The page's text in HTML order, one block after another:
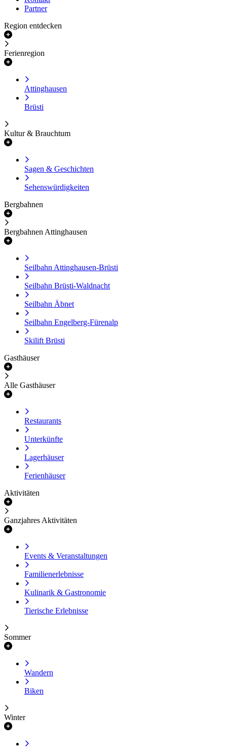
Partner
Region entdecken
Ferienregion
Attinghausen
Brüsti
Kultur & Brauchtum
Sagen & Geschichten
Sehenswürdigkeiten
Bergbahnen
Bergbahnen Attinghausen
Seilbahn Attinghausen-Brüsti
Seilbahn Brüsti-Waldnacht
Seilbahn Äbnet
Seilbahn Engelberg-Fürenalp
Skilift Brüsti
Gasthäuser
Alle Gasthäuser
Restaurants
Unterkünfte
Lagerhäuser
Ferienhäuser
Aktivitäten
Ganzjahres Aktivitäten
Events & Veranstaltungen
Familienerlebnisse
Kulinarik & Gastronomie
Tierische Erlebnisse
Sommer
Wandern
Biken
Winter